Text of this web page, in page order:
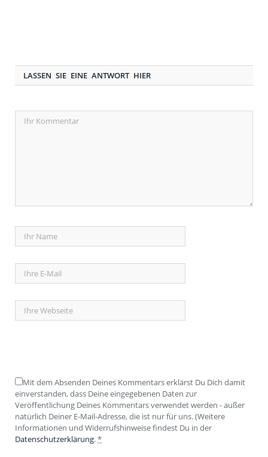
LASSEN SIE EINE ANTWORT HIER
Mit dem Absenden Deines Kommentars erklärst Du Dich damit
einverstanden, dass Deine eingegebenen Daten zur
Veröffentlichung Deines Kommentars verwendet werden - außer
natürlich Deiner E-Mail-Adresse, die ist nur für uns. (Weitere
Informationen und Widerrufshinweise findest Du in der
Datenschutzerklärung.*